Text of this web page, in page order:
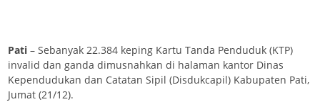
Pati – Sebanyak 22.384 keping Kartu Tanda Penduduk (KTP)
invalid dan ganda dimusnahkan di halaman kantor Dinas
Kependudukan dan Catatan Sipil (Disdukcapil) Kabupaten Pati,
Jumat (21/12).